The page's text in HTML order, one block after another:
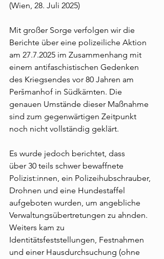
(Wien, 28. Juli 2025)
Mit großer Sorge verfolgen wir die
Berichte über eine polizeiliche Aktion
am 27.7.2025 im Zusammenhang mit
einem antifaschistischen Gedenken
des Kriegsendes vor 80 Jahren am
Peršmanhof in Südkärnten. Die
genauen Umstände dieser Maßnahme
sind zum gegenwärtigen Zeitpunkt
noch nicht vollständig geklärt.
Es wurde jedoch berichtet, dass
über 30 teils schwer bewaffnete
Polizist:innen, ein Polizeihubschrauber,
Drohnen und eine Hundestaffel
aufgeboten wurden, um angebliche
Verwaltungsübertretungen zu ahnden.
Weiters kam zu
Identitätsfeststellungen, Festnahmen
und einer Hausdurchsuchung (ohne